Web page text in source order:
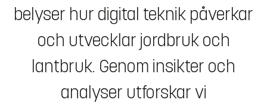
belyser hur digital teknik påverkar
och utvecklar jordbruk och
lantbruk. Genom insikter och
analyser utforskar vi